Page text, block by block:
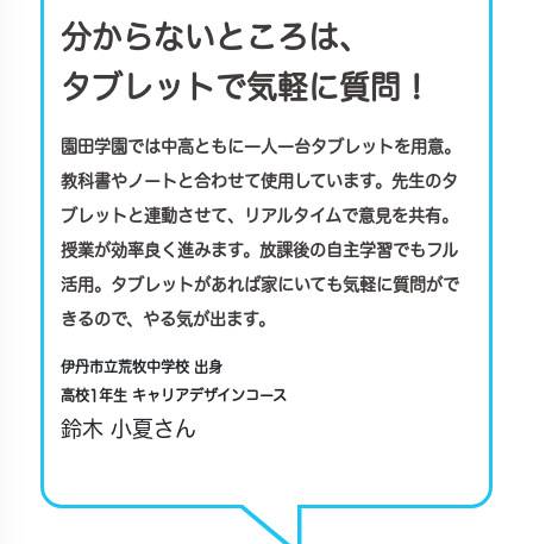
分からないところは、
タブレットで気軽に質問！
園田学園では中高ともに一人一台タブレットを用意。
教科書やノートと合わせて使用しています。先生のタ
ブレットと連動させて、リアルタイムで意見を共有。
授業が効率良く進みます。放課後の自主学習でもフル
活用。タブレットがあれば家にいても気軽に質問がで
きるので、やる気が出ます。
伊丹市立荒牧中学校 出身
高校1年生 キャリアデザインコース
鈴木 小夏さん